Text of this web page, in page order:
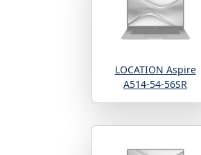
LOCATION Aspire
A514-54-56SR